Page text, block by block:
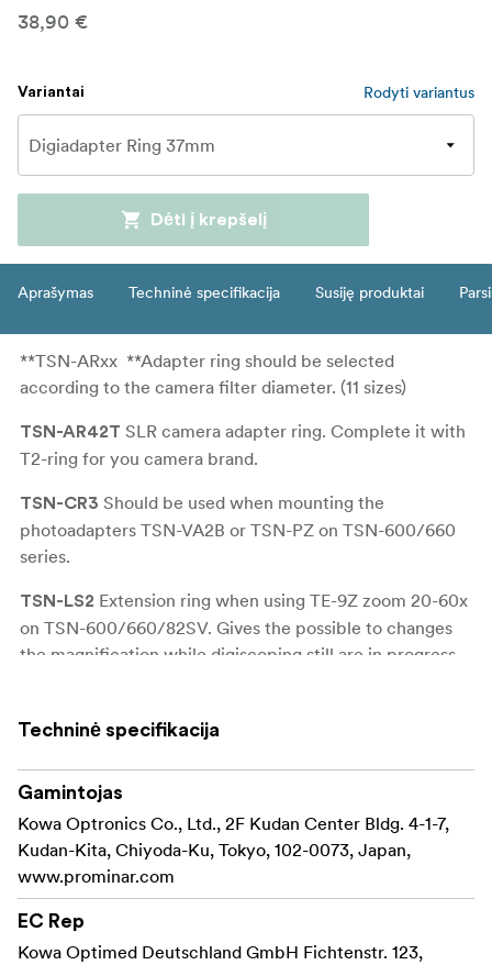
38,90 €
Variantai Rodyti variantus
Dėti į krepšelį
Aprašymas Techninė specifikacija Susiję produktai
**TSN-ARxx **Adapter ring should be selected
according to the camera filter diameter. (11 sizes)
TSN-AR42T SLR camera adapter ring. Complete it with
T2-ring for you camera brand.
TSN-CR3 Should be used when mounting the
photoadapters TSN-VA2B or TSN-PZ on TSN-600/660
series.
TSN-LS2 Extension ring when using TE-9Z zoom 20-60x
on TSN-600/660/82SV. Gives the possible to changes
the magnification while digiscoping still are in progress.
Techninė specifikacija
Gamintojas
Kowa Optronics Co., Ltd., 2F Kudan Center Bldg. 4-1-7,
Kudan-Kita, Chiyoda-Ku, Tokyo, 102-0073, Japan,
www.prominar.com
EC Rep
Kowa Optimed Deutschland GmbH Fichtenstr. 123,